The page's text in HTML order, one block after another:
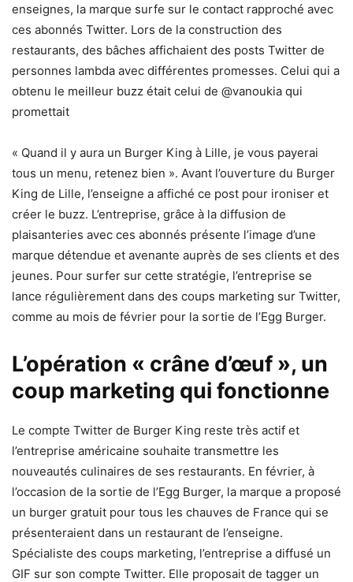
enseignes, la marque surfe sur le contact rapproché avec
ces abonnés Twitter. Lors de la construction des
restaurants, des bâches affichaient des posts Twitter de
personnes lambda avec différentes promesses. Celui qui a
obtenu le meilleur buzz était celui de @vanoukia qui
promettait
« Quand il y aura un Burger King à Lille, je vous payerai
tous un menu, retenez bien ». Avant l’ouverture du Burger
King de Lille, l’enseigne a affiché ce post pour ironiser et
créer le buzz. L’entreprise, grâce à la diffusion de
plaisanteries avec ces abonnés présente l’image d’une
marque détendue et avenante auprès de ses clients et des
jeunes. Pour surfer sur cette stratégie, l’entreprise se
lance régulièrement dans des coups marketing sur Twitter,
comme au mois de février pour la sortie de l’Egg Burger.
L’opération « crâne d’œuf », un
coup marketing qui fonctionne
Le compte Twitter de Burger King reste très actif et
l’entreprise américaine souhaite transmettre les
nouveautés culinaires de ses restaurants. En février, à
l’occasion de la sortie de l’Egg Burger, la marque a proposé
un burger gratuit pour tous les chauves de France qui se
présenteraient dans un restaurant de l’enseigne.
Spécialiste des coups marketing, l’entreprise a diffusé un
GIF sur son compte Twitter. Elle proposait de tagger un